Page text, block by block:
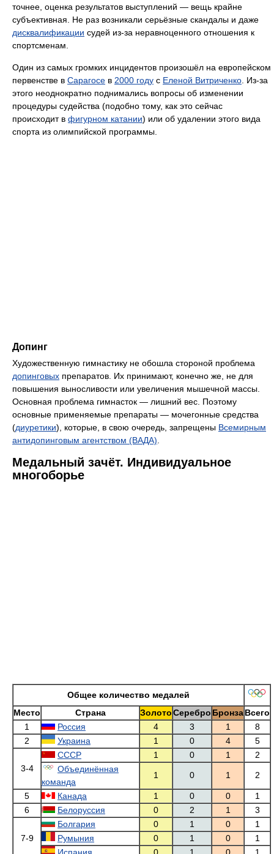
точнее, оценка результатов выступлений — вещь крайне
субъективная. Не раз возникали серьёзные скандалы и даже
дисквалификации судей из-за неравноценного отношения к
спортсменам.
Один из самых громких инцидентов произошёл на европейском
первенстве в Сарагосе в 2000 году с Еленой Витриченко . Из-за
этого неоднократно поднимались вопросы об изменении
процедуры судейства (подобно тому, как это сейчас
происходит в фигурном катании) или об удалении этого вида
спорта из олимпийской программы.
Допинг
Художественную гимнастику не обошла стороной проблема
допинговых препаратов. Их принимают, конечно же, не для
повышения выносливости или увеличения мышечной массы.
Основная проблема гимнасток — лишний вес. Поэтому
основные применяемые препараты — мочегонные средства
(диуретики), которые, в свою очередь, запрещены Всемирным
антидопинговым агентством (ВАДА)
Медальный зачёт. Индивидуальное
многоборье
Общее количество медалей
Место
Страна ЗолотоСеребро БронзаВсего
1
Россия 4 3 1
8
2
Украина 1 0 4 5
3-4
СССР 1 0 1
2
Объединённая
команда
1 0 1 2
5 Канада 1 0 0
1
6
Белоруссия 0 2 1 3
7-9
Болгария 0 1 0
1
Румыния
0 1 0
1